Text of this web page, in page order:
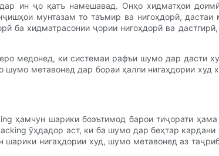
ин ҷо қатъ намешавад. Онҳо хидматҳои
мунтазам то таъмир ва нигоҳдорӣ, дастаи
ба хидматрасонии ҷории нигоҳдорӣ ва
медонед, ки системаи рафъи шумо дар дасти
метавонед дар бораи ҳалли нигаҳдории худ
ҳамчун шарики боэътимод барои тиҷорати
ӯҳдадор аст, ки ба шумо дар беҳтар
нигаҳдории худ, шумо метавонед аз